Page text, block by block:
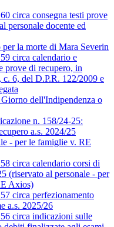
circa consegna testi prove
personale docente ed
la morte di Mara Severin
circa calendario e
prove di recupero, in
c. 6, del D.P.R. 122/2009 e
dell'Indipendenza o
n. 158/24-25:
a.s. 2024/25
- per le famiglie v. RE
circa calendario corsi di
(riservato al personale - per
Axios)
circa perfezionamento
a.s. 2025/26
circa indicazioni sulle